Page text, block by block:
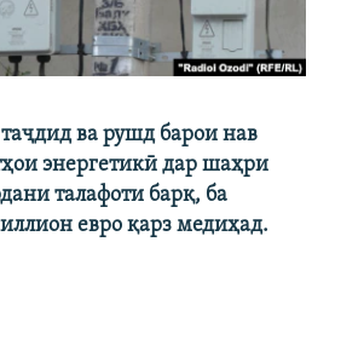
ва рушд барои нав
энергетикӣ дар шаҳри
талафоти барқ, ба
евро қарз медиҳад.